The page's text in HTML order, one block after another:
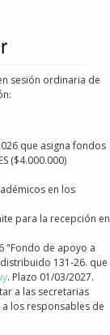
sesión ordinaria de
que asigna fondos
($4.000.000)
en los
para la recepción en
"Fondo de apoyo a
131-26. que
. Plazo 01/03/2027.
a las secretarias
los responsables de